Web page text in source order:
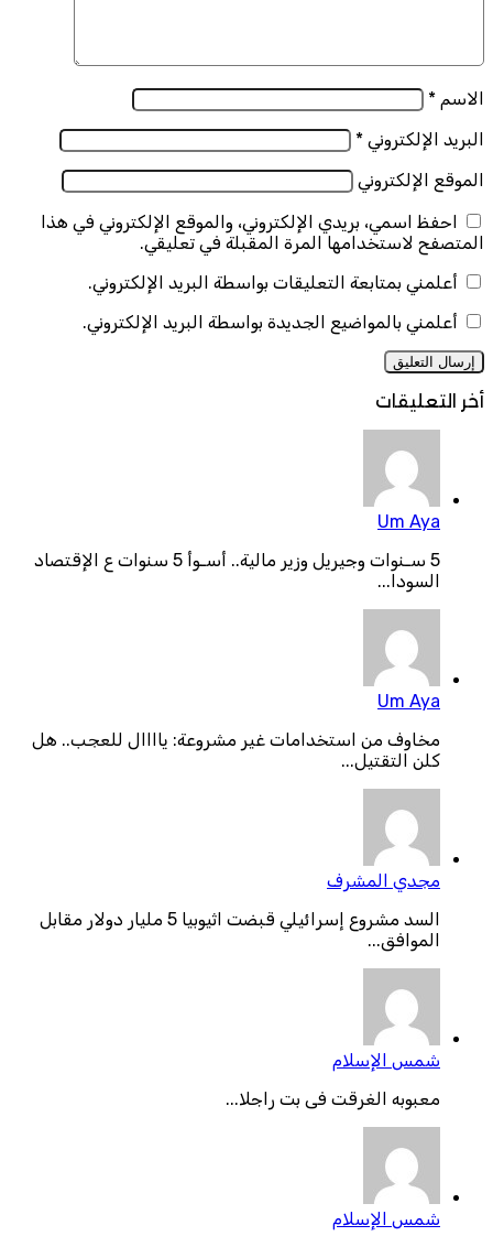
الاسم *
البريد الإلكتروني *
الموقع الإلكتروني
احفظ اسمي، بريدي الإلكتروني، والموقع الإلكتروني في هذا
المتصفح لاستخدامها المرة المقبلة في تعليقي.
أعلمني بمتابعة التعليقات بواسطة البريد الإلكتروني.
أعلمني بالمواضيع الجديدة بواسطة البريد الإلكتروني.
أخر التعليقات
Um Aya
5 سـنوات وجيريل وزير مالية.. أسـوأ 5 سنوات ع الإقتصاد
السودا...
Um Aya
مخاوف من استخدامات غير مشروعة: ياااال للعجب.. هل
كلن التقتيل...
مجدي المشرف
السد مشروع إسرائيلي قبضت اثيوبيا 5 مليار دولار مقابل
الموافق...
شمس الإسلام
معبوبه الغرقت فى بت راجلا...
شمس الإسلام